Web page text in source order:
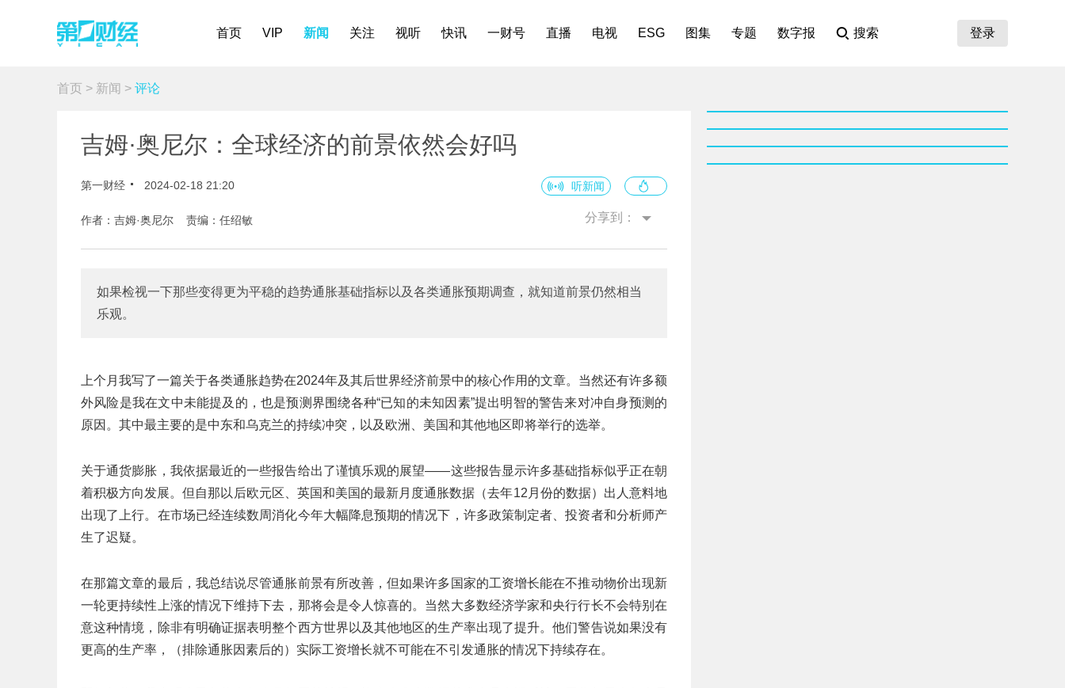
首页 VIP 新闻 关注 视听 快讯 一财号 直播 电视 ESG 图集 专题 数字报 搜索 登录
首页 > 新闻 > 评论
吉姆·奥尼尔：全球经济的前景依然会好吗
第一财经 2024-02-18 21:20 听新闻
作者：吉姆·奥尼尔 责编：任绍敏 分享到：
如果检视一下那些变得更为平稳的趋势通胀基础指标以及各类通胀预期调查，就知道前景仍然相当
乐观。
上个月我写了一篇关于各类通胀趋势在2024年及其后世界经济前景中的核心作用的文章。当然还有许多额
外风险是我在文中未能提及的，也是预测界围绕各种“已知的未知因素”提出明智的警告来对冲自身预测的
原因。其中最主要的是中东和乌克兰的持续冲突，以及欧洲、美国和其他地区即将举行的选举。
关于通货膨胀，我依据最近的一些报告给出了谨慎乐观的展望——这些报告显示许多基础指标似乎正在朝
着积极方向发展。但自那以后欧元区、英国和美国的最新月度通胀数据（去年12月份的数据）出人意料地
出现了上行。在市场已经连续数周消化今年大幅降息预期的情况下，许多政策制定者、投资者和分析师产
生了迟疑。
在那篇文章的最后，我总结说尽管通胀前景有所改善，但如果许多国家的工资增长能在不推动物价出现新
一轮更持续性上涨的情况下维持下去，那将会是令人惊喜的。当然大多数经济学家和央行行长不会特别在
意这种情境，除非有明确证据表明整个西方世界以及其他地区的生产率出现了提升。他们警告说如果没有
更高的生产率，（排除通胀因素后的）实际工资增长就不可能在不引发通胀的情况下持续存在。